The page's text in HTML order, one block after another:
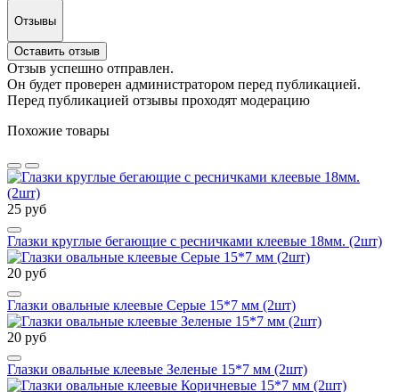
Отзывы
Оставить отзыв
Отзыв успешно отправлен.
Он будет проверен администратором перед публикацией.
Перед публикацией отзывы проходят модерацию
Похожие товары
25 руб
Глазки круглые бегающие с ресничками клеевые 18мм. (2шт)
20 руб
Глазки овальные клеевые Серые 15*7 мм (2шт)
20 руб
Глазки овальные клеевые Зеленые 15*7 мм (2шт)